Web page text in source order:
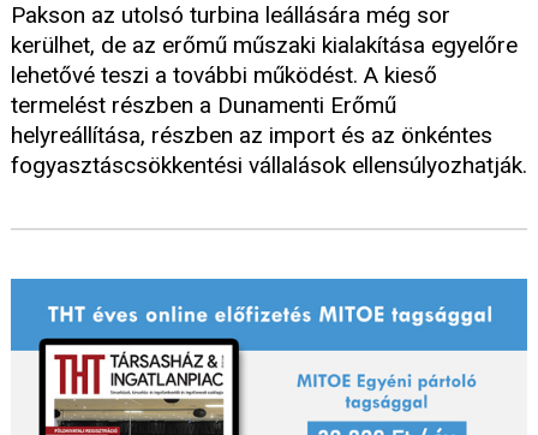
Pakson az utolsó turbina leállására még sor
kerülhet, de az erőmű műszaki kialakítása egyelőre
lehetővé teszi a további működést. A kieső
termelést részben a Dunamenti Erőmű
helyreállítása, részben az import és az önkéntes
fogyasztáscsökkentési vállalások ellensúlyozhatják.